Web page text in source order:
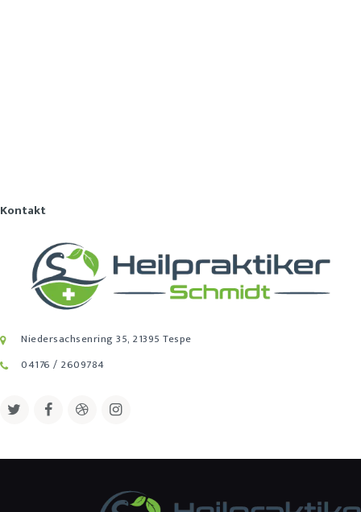
Kontakt
Niedersachsenring 35, 21395 Tespe
04176 / 2609784